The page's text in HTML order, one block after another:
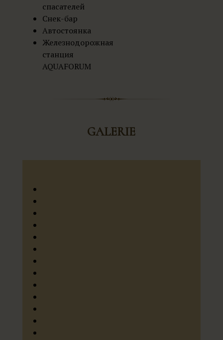
спасателей
Снек-бар
Автостоянка
Железнодорожная
станция
AQUAFORUM
GALERIE